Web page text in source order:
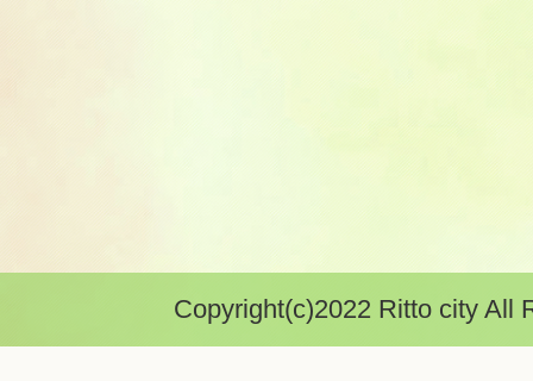
Copyright(c)2022 Ritto city All